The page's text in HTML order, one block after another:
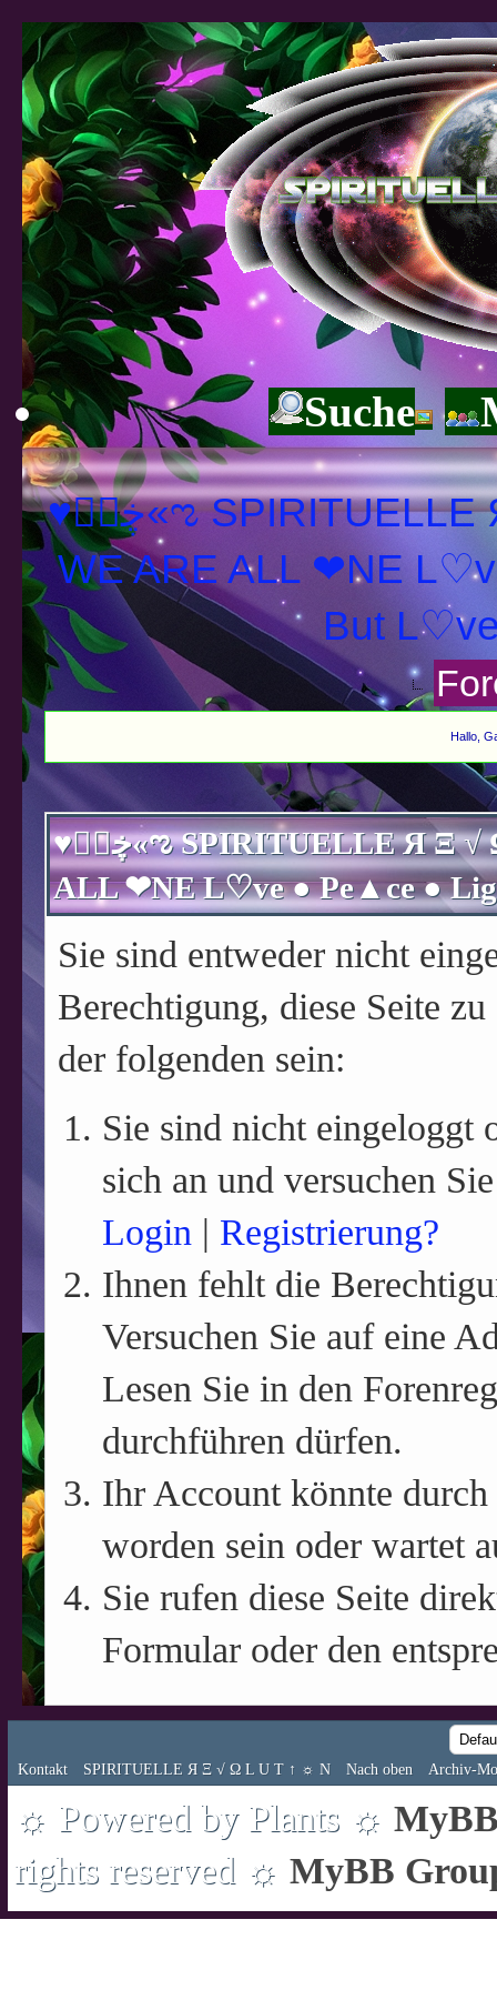
Suche
♥ڿڰۣ«ಌ SPIRITUELLE Я Ξ √ Ω L U T ↑ ☼ N - Forum -
WE ARE ALL ❤NE
Hallo,
♥ڿڰۣ«ಌ SPIRITUELLE Я Ξ √ Ω L U T ↑ ☼ N - Forum - WE ARE
Sie sind entweder nicht
Berechtigung, diese Seite
der folgenden sein:
Sie sind nicht eingeloggt
sich an und versuchen
Login | Registrierung?
Ihnen fehlt die
Versuchen Sie auf eine
Lesen Sie in den
durchführen dürfen.
Ihr Account könnte
worden sein oder wartet
Sie rufen diese Seite
Formular oder den
Kontakt SPIRITUELLE Я Ξ √ Ω L U T ↑ ☼ N Nach oben Archiv-
☼ Powered by Plants ☼
rights reserved ☼ MyBB